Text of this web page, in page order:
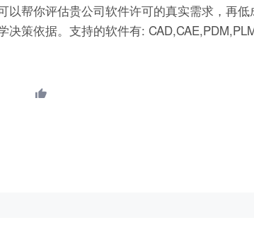
帮你评估贵公司软件许可的真实需求，再
策依据。支持的软件有: